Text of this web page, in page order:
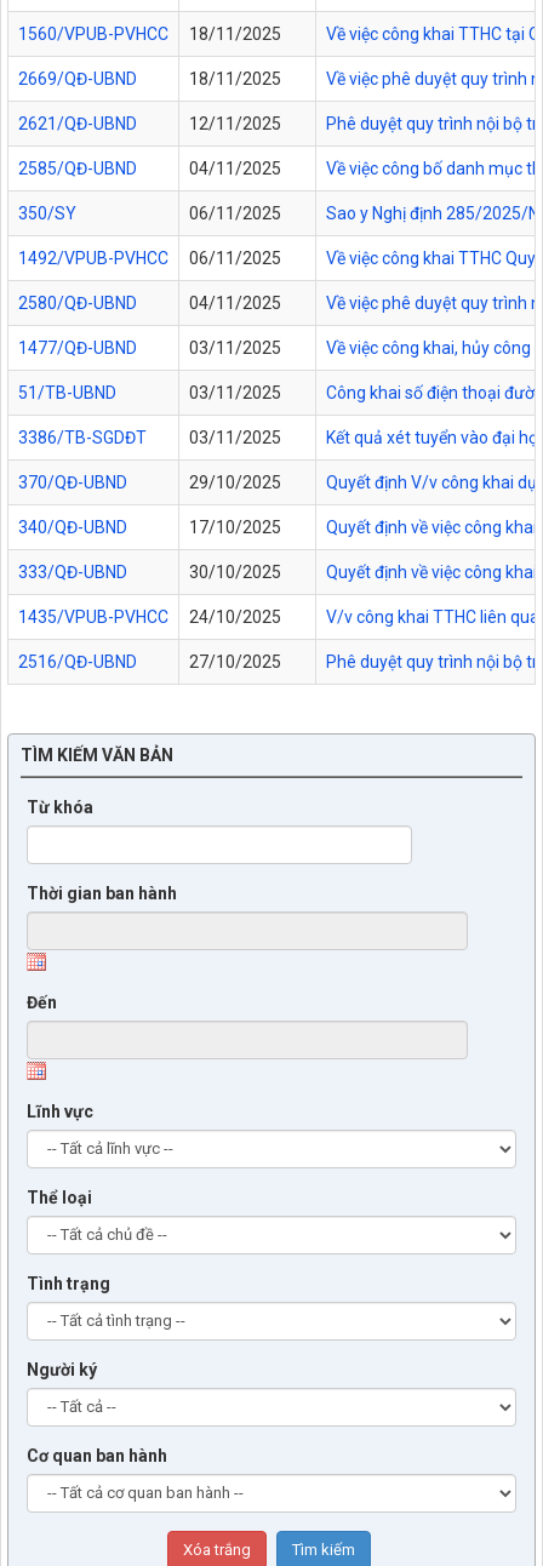
1560/VPUB-PVHCC 18/11/2025 Về việc công khai TTHC tại
2669/QĐ-UBND 18/11/2025 Về việc phê duyệt quy trình
2621/QĐ-UBND 12/11/2025 Phê duyệt quy trình nội bộ
2585/QĐ-UBND 04/11/2025 Về việc công bố danh mục
350/SY 06/11/2025 Sao y Nghị định 285/2025/
1492/VPUB-PVHCC 06/11/2025 Về việc công khai TTHC
2580/QĐ-UBND 04/11/2025 Về việc phê duyệt quy trình
1477/QĐ-UBND 03/11/2025 Về việc công khai, hủy công
51/TB-UBND 03/11/2025 Công khai số điện thoại
3386/TB-SGDĐT 03/11/2025 Kết quả xét tuyển vào đại
370/QĐ-UBND 29/10/2025 Quyết định V/v công khai
340/QĐ-UBND 17/10/2025 Quyết định về việc công
333/QĐ-UBND 30/10/2025 Quyết định về việc công
1435/VPUB-PVHCC 24/10/2025 V/v công khai TTHC liên
2516/QĐ-UBND 27/10/2025 Phê duyệt quy trình nội bộ
TÌM KIẾM VĂN BẢN
Từ khóa
Thời gian ban hành
Đến
Lĩnh vực
Thể loại
Tình trạng
Người ký
Cơ quan ban hành